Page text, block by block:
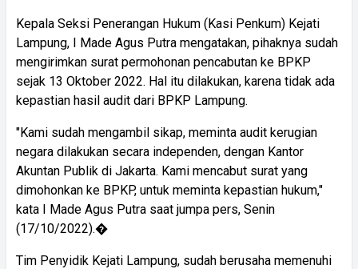
Kepala Seksi Penerangan Hukum (Kasi Penkum) Kejati
Lampung, I Made Agus Putra mengatakan, pihaknya sudah
mengirimkan surat permohonan pencabutan ke BPKP
sejak 13 Oktober 2022. Hal itu dilakukan, karena tidak ada
kepastian hasil audit dari BPKP Lampung.
"Kami sudah mengambil sikap, meminta audit kerugian
negara dilakukan secara independen, dengan Kantor
Akuntan Publik di Jakarta. Kami mencabut surat yang
dimohonkan ke BPKP, untuk meminta kepastian hukum,"
kata I Made Agus Putra saat jumpa pers, Senin
(17/10/2022).�
Tim Penyidik Kejati Lampung, sudah berusaha memenuhi